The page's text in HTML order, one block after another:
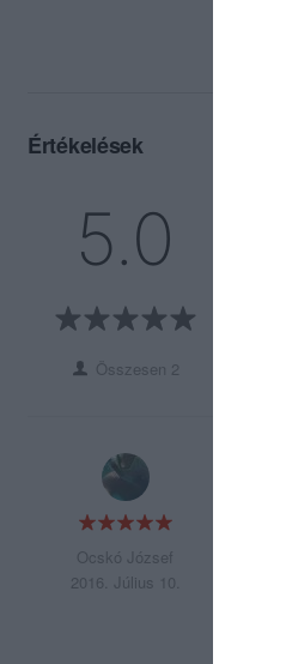
Értékelések
5.0
Összesen 2
Ocskó József
2016. Július 10.